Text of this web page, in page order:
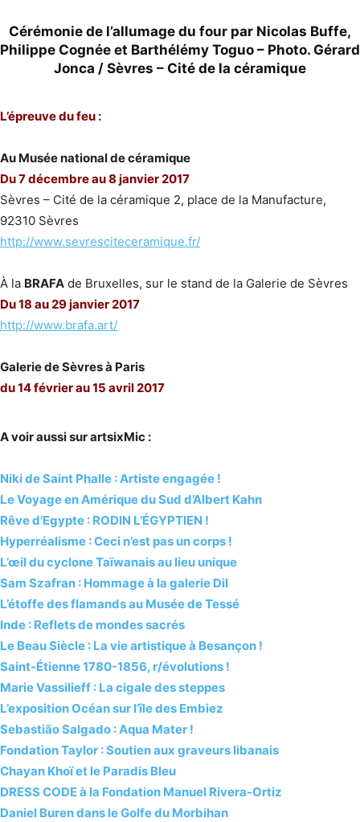
Cérémonie de l’allumage du four par Nicolas Buffe,
Philippe Cognée et Barthélémy Toguo – Photo. Gérard
Jonca / Sèvres – Cité de la céramique
L’épreuve du feu :
Au Musée national de céramique
Du 7 décembre au 8 janvier 2017
Sèvres – Cité de la céramique 2, place de la Manufacture,
92310 Sèvres
http://www.sevresciteceramique.fr/
À la BRAFA de Bruxelles, sur le stand de la Galerie de Sèvres
Du 18 au 29 janvier 2017
http://www.brafa.art/
Galerie de Sèvres à Paris
du 14 février au 15 avril 2017
A voir aussi sur artsixMic :
Niki de Saint Phalle : Artiste engagée !
Le Voyage en Amérique du Sud d’Albert Kahn
Rêve d’Egypte : RODIN L’ÉGYPTIEN !
Hyperréalisme : Ceci n’est pas un corps !
L’œil du cyclone Taïwanais au lieu unique
Sam Szafran : Hommage à la galerie Dil
L’étoffe des flamands au Musée de Tessé
Inde : Reflets de mondes sacrés
Le Beau Siècle : La vie artistique à Besançon !
Saint-Étienne 1780-1856, r/évolutions !
Marie Vassilieff : La cigale des steppes
L’exposition Océan sur l’île des Embiez
Sebastião Salgado : Aqua Mater !
Fondation Taylor : Soutien aux graveurs libanais
Chayan Khoï et le Paradis Bleu
DRESS CODE à la Fondation Manuel Rivera-Ortiz
Daniel Buren dans le Golfe du Morbihan